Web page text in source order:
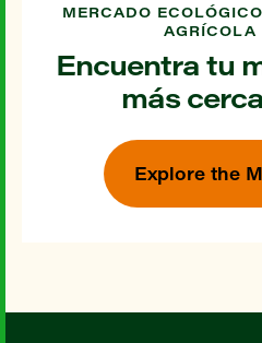
MERCADO
AGRÍCOLA
Encuentra tu
más
Explore the